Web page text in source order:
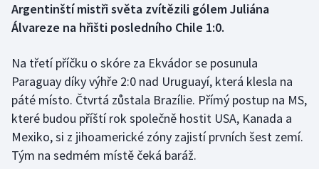
Florbal
Futsal
Golf
Gymnastika
Házená
Argentinští mistři světa zvítězili gólem Juliána
Álvareze na hřišti posledního Chile 1:0.
Na třetí příčku o skóre za Ekvádor se posunula
Paraguay díky výhře 2:0 nad Uruguayí, která klesla na
páté místo. Čtvrtá zůstala Brazílie. Přímý postup na MS,
které budou příští rok společně hostit USA, Kanada a
Mexiko, si z jihoamerické zóny zajistí prvních šest zemí.
Tým na sedmém místě čeká baráž.